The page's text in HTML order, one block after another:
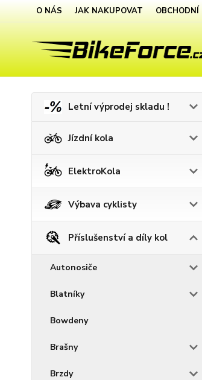
O NÁS JAK NAKUPOVAT OBCHODNÍ
Letní výprodej skladu !
Jízdní kola
ElektroKola
Výbava cyklisty
Příslušenství a díly kol
Autonosiče
Blatníky
Bowdeny
Brašny
Brzdy